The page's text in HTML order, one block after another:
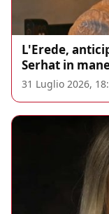
L'Erede,
Serhat in
31 Luglio 2026,